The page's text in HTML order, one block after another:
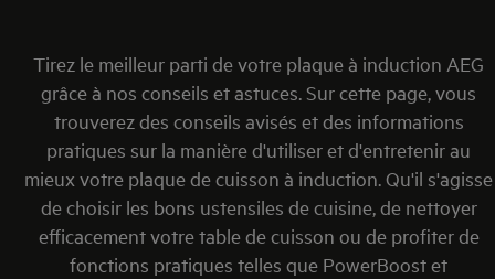
Tirez le meilleur parti de votre plaque à induction AEG
grâce à nos conseils et astuces. Sur cette page, vous
trouverez des conseils avisés et des informations
pratiques sur la manière d'utiliser et d'entretenir au
mieux votre plaque de cuisson à induction. Qu'il s'agisse
de choisir les bons ustensiles de cuisine, de nettoyer
efficacement votre table de cuisson ou de profiter de
fonctions pratiques telles que PowerBoost et